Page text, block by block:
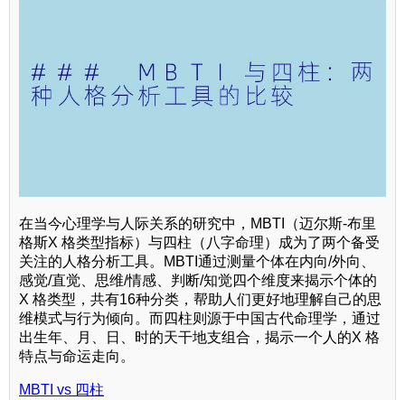
在当今心理学与人际关系的研究中，MBTI（迈尔斯-布里
格斯X 格类型指标）与四柱（八字命理）成为了两个备受
关注的人格分析工具。MBTI通过测量个体在内向/外向、
感觉/直觉、思维/情感、判断/知觉四个维度来揭示个体的
X 格类型，共有16种分类，帮助人们更好地理解自己的思
维模式与行为倾向。而四柱则源于中国古代命理学，通过
出生年、月、日、时的天干地支组合，揭示一个人的X 格
特点与命运走向。
MBTI vs 四柱